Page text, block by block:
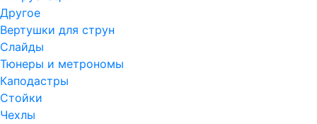
Другое
Вертушки для струн
Слайды
Тюнеры и метрономы
Каподастры
Стойки
Чехлы